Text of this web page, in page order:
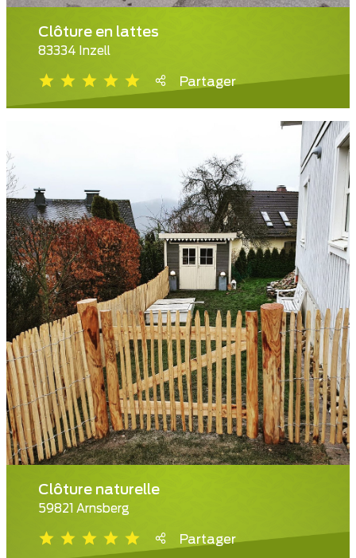
Clôture en lattes
83334 Inzell
Partager
Clôture naturelle
59821 Arnsberg
Partager